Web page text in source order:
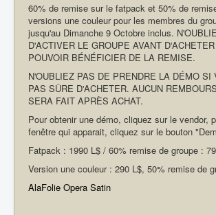
60% de remise sur le fatpack et 50% de
versions une couleur pour les membres du
jusqu'au Dimanche 9 Octobre inclus.
D'ACTIVER LE GROUPE AVANT
POUVOIR BÉNÉFICIER DE LA REMISE.
N'OUBLIEZ PAS DE PRENDRE LA DÉMO SI
PAS SÛRE D'ACHETER. AUCUN
SERA FAIT APRÈS ACHAT.
Pour obtenir une démo, cliquez sur le vendor,
fenêtre qui apparait, cliquez sur le bouton
Fatpack : 1990 L$ / 60% remise de groupe :
Version une couleur : 290 L$, 50% remise de
AlaFolie Opera Satin